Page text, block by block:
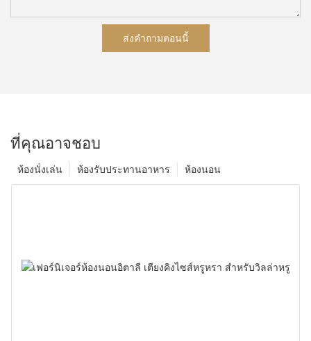
ส่งคำถามตอนนี้
ที่คุณอาจชอบ
ห้องนอน
ห้องรับประทานอาหาร
ห้องนั่งเล่น